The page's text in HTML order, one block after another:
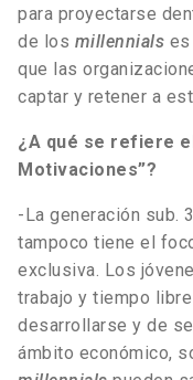
para proyectarse
de los millennials
que las
captar y retener a
¿A qué se refiere
Motivaciones”?
-La generación sub.
tampoco tiene el
exclusiva. Los
trabajo y tiempo
desarrollarse y de
ámbito económico,